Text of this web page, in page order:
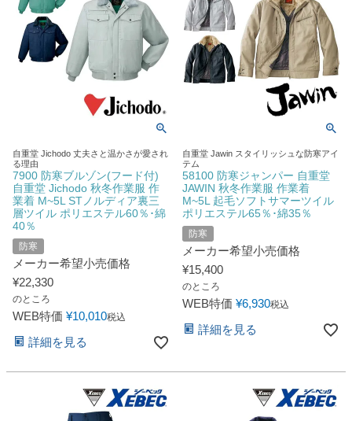
自重堂 Jichodo 丈夫さと温かさが愛され
る理由
7900 防寒ブルゾン(フード付)
自重堂 Jichodo 秋冬作業服 作
業着 M~5L STノルディア裏三
層ツイル ポリエステル60％･綿
40％
防寒
メーカー希望小売価格
¥22,330
のところ
WEB特価 ¥10,010税込
詳細を見る
自重堂 Jawin スタイリッシュな防寒アイ
テム
58100 防寒ジャンパー 自重堂
JAWIN 秋冬作業服 作業着
M~5L 起毛ソフトサマーツイル
ポリエステル65％･綿35％
防寒
メーカー希望小売価格
¥15,400
のところ
WEB特価 ¥6,930税込
詳細を見る